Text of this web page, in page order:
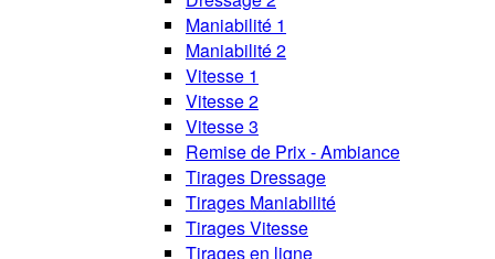
Maniabilité 1
Maniabilité 2
Vitesse 1
Vitesse 2
Vitesse 3
Remise de Prix - Ambiance
Tirages Dressage
Tirages Maniabilité
Tirages Vitesse
Tirages en ligne